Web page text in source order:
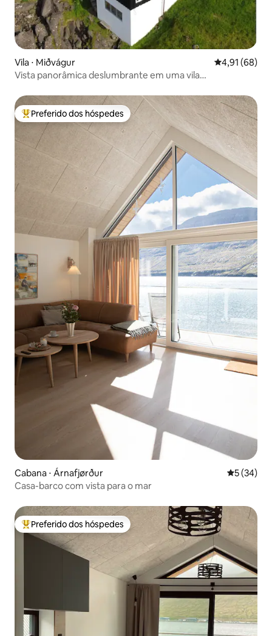
Vila ⋅ Miðvágur 4,91 de uma
4,91 (68)
Vista panorâmica deslumbrante em uma vila
Entre os melhores preferidos dos hóspedes
Preferido dos hóspedes
Cabana ⋅ Árnafjørður 5 de uma
5 (34)
Casa-barco com vista para o mar
Entre os melhores preferidos dos hóspedes
Preferido dos hóspedes